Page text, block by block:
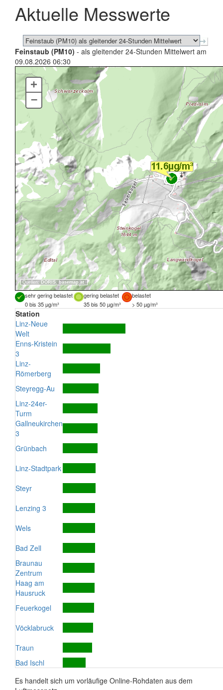
schließen
Aktuelle Messwerte
Feinstaub (PM10) - als gleitender 24-Stunden Mittelwert am
09.08.2026 06:30
Quellen: DORIS, basemap.at
+
–
sehr gering belastet gering belastet
belastet
0 bis 35 µg/m³
35 bis 50 µg/m³ > 50 µg/m³
Station
Linz-Neue
Welt
Enns-Kristein
3
Linz-
Römerberg
Steyregg-Au
Linz-24er-
Turm
Gallneukirchen
3
Grünbach
Linz-Stadtpark
Steyr
Lenzing 3
Wels
Bad Zell
Braunau
Zentrum
Haag am
Hausruck
Feuerkogel
Vöcklabruck
Traun
Bad Ischl
Es handelt sich um vorläufige Online-Rohdaten aus dem